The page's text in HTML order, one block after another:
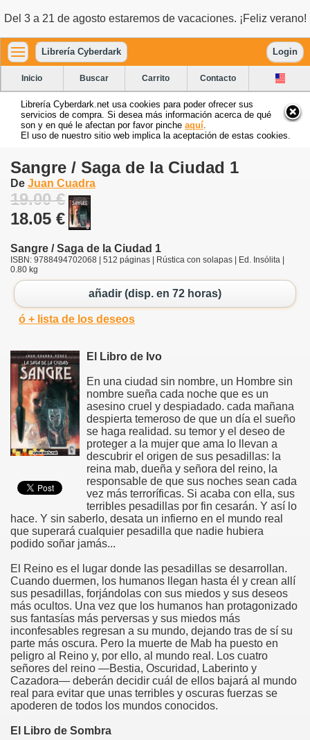
Del 3 a 21 de agosto estaremos de vacaciones. ¡Feliz verano!
Librería Cyberdark Login
Inicio Buscar Carrito Contacto
Librería Cyberdark.net usa cookies para poder ofrecer sus
servicios de compra. Si desea más información acerca de qué
son y en qué le afectan por favor pinche aquí
El uso de nuestro sitio web implica la aceptación de estas cookies.
Sangre / Saga de la Ciudad 1
De Juan Cuadra
19.00 €
18.05 €
Sangre / Saga de la Ciudad 1
ISBN: 9788494702068 | 512 páginas | Rústica con solapas | Ed. Insólita |
0.80 kg
añadir (disp. en 72 horas)
ó + lista de los deseos
El Libro de Ivo
En una ciudad sin nombre, un Hombre sin
nombre sueña cada noche que es un
asesino cruel y despiadado. cada mañana
despierta temeroso de que un día el sueño
se haga realidad. su temor y el deseo de
proteger a la mujer que ama lo llevan a
descubrir el origen de sus pesadillas: la
reina mab, dueña y señora del reino, la
responsable de que sus noches sean cada
vez más terroríficas. Si acaba con ella, sus
terribles pesadillas por fin cesarán. Y así lo
hace. Y sin saberlo, desata un infierno en el mundo real
que superará cualquier pesadilla que nadie hubiera
podido soñar jamás...
El Reino es el lugar donde las pesadillas se desarrollan.
Cuando duermen, los humanos llegan hasta él y crean allí
sus pesadillas, forjándolas con sus miedos y sus deseos
más ocultos. Una vez que los humanos han protagonizado
sus fantasías más perversas y sus miedos más
inconfesables regresan a su mundo, dejando tras de sí su
parte más oscura. Pero la muerte de Mab ha puesto en
peligro al Reino y, por ello, al mundo real. Los cuatro
señores del reino —Bestia, Oscuridad, Laberinto y
Cazadora— deberán decidir cuál de ellos bajará al mundo
real para evitar que unas terribles y oscuras fuerzas se
apoderen de todos los mundos conocidos.
El Libro de Sombra